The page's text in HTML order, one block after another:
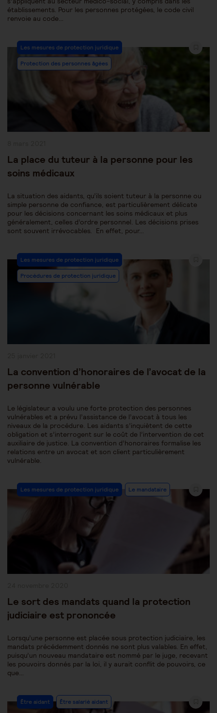
établissements. Pour les personnes protégées, le code civil
renvoie au code…
Post
Category:
Les mesures de protection juridique
Protection des personnes âgées
La place du tuteur à la personne pour les
soins médicaux
La situation des aidants, qu’ils soient tuteur à la personne ou
simple personne de confiance, est particulièrement délicate
pour les décisions concernant les soins médicaux et plus
généralement, celles d’ordre personnel. Les décisions prises
sont souvent irrévocables. En effet, pour…
Post
Category:
Les mesures de protection juridique
Procédures de protection juridique
La convention d’honoraires de l’avocat de la
personne vulnérable
Le législateur a voulu une forte protection des personnes
vulnérables et a prévu l’assistance de l’avocat à tous les
niveaux de la procédure. Les aidants s’inquiètent de cette
obligation et s’interrogent sur le coût de l’intervention de cet
auxiliaire de justice. La convention d’honoraires formalise les
relations entre un avocat et son client particulièrement
vulnérable.
Post
Category:
Les mesures de protection juridique Le mandataire
Le sort des mandats quand la protection
judiciaire est prononcée
Lorsqu’une personne est placée sous protection judiciaire, les
mandats précédemment donnés ne sont plus valables. En effet,
puisqu’un nouveau mandataire est nommé par le juge, recevant
les pouvoirs donnés par la loi, il y aurait conflit de pouvoirs, ce
que…
Post
Category:
Être aidant Être salarié aidant